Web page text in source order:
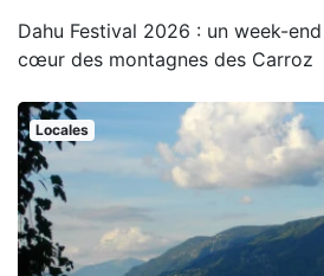
Dahu Festival 2026 : un week-
cœur des montagnes des Carroz
Locales